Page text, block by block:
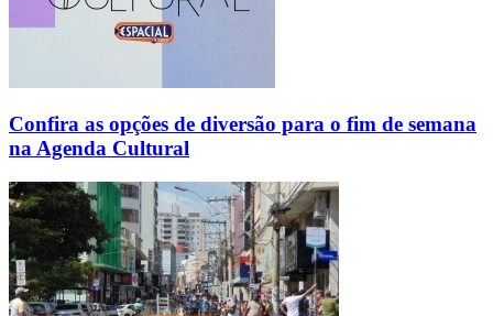
Confira as opções de diversão para o fim de semana
na Agenda Cultural